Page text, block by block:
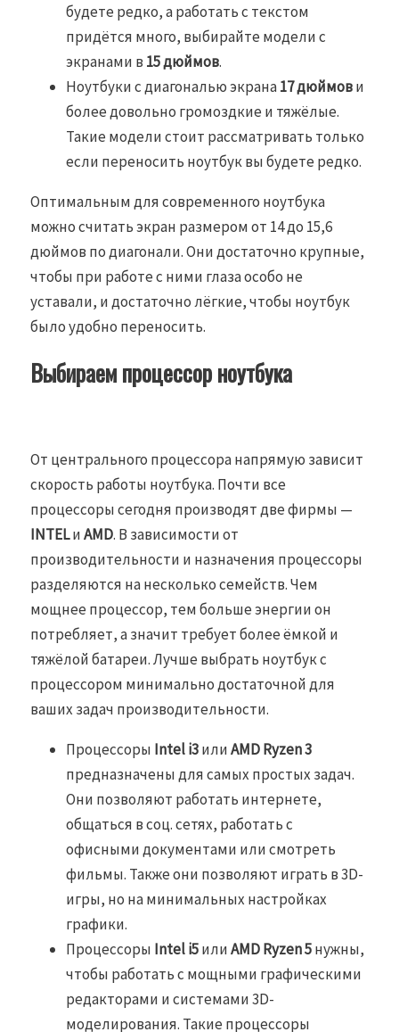
будете редко, а работать с текстом
придётся много, выбирайте модели с
экранами в 15 дюймов.
Ноутбуки с диагональю экрана17 дюймови
более довольно громоздкие и тяжёлые.
Такие модели стоит рассматривать только
если переносить ноутбук вы будете редко.
Оптимальным для современного ноутбука
можно считать экран размером от 14 до 15,6
дюймов по диагонали. Они достаточно крупные,
чтобы при работе с ними глаза особо не
уставали, и достаточно лёгкие, чтобы ноутбук
было удобно переносить.
Выбираем процессор ноутбука
От центрального процессора напрямую зависит
скорость работы ноутбука. Почти все
процессоры сегодня производят две фирмы —
INTELиAMD. В зависимости от
производительности и назначения процессоры
разделяются на несколько семейств. Чем
мощнее процессор, тем больше энергии он
потребляет, а значит требует более ёмкой и
тяжёлой батареи. Лучше выбрать ноутбук с
процессором минимально достаточной для
ваших задач производительности.
Процессоры Intel i3илиAMDRyzen 3
предназначены для самых простых задач.
Они позволяют работать интернете,
общаться в соц. сетях, работать с
офисными документами или смотреть
фильмы. Также они позволяют играть в 3D-
игры, но на минимальных настройках
графики.
Процессоры Intel i5илиAMDRyzen 5нужны,
чтобы работать с мощными графическими
редакторами и системами 3D-
моделирования. Такие процессоры